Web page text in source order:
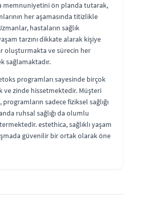
memnuniyetini ön planda tutarak,
her aşamasında titizlikle
hastaların sağlık
tarzını dikkate alarak kişiye
oluşturmakta ve sürecin her
sağlamaktadır.
programları sayesinde birçok
ve zinde hissetmektedir. Müşteri
sadece fiziksel sağlığı
ruhsal sağlığı da olumlu
estethica, sağlıklı yaşam
güvenilir bir ortak olarak öne